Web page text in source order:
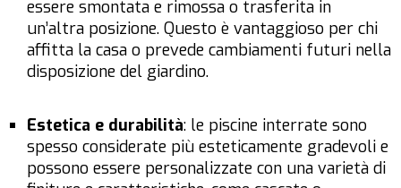
essere smontata e rimossa o trasferita in
un’altra posizione. Questo è vantaggioso per chi
affitta la casa o prevede cambiamenti futuri nella
disposizione del giardino.
Estetica e durabilità: le piscine interrate sono
spesso considerate più esteticamente gradevoli e
possono essere personalizzate con una varietà di